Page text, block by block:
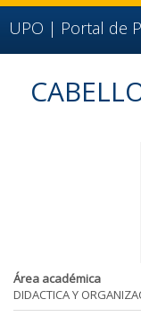
Ir al contenido
Ir a la cabecera de
Ir al pie de la
Ir al menú principal
UPO | Portal de
Área académica
DIDACTICA Y